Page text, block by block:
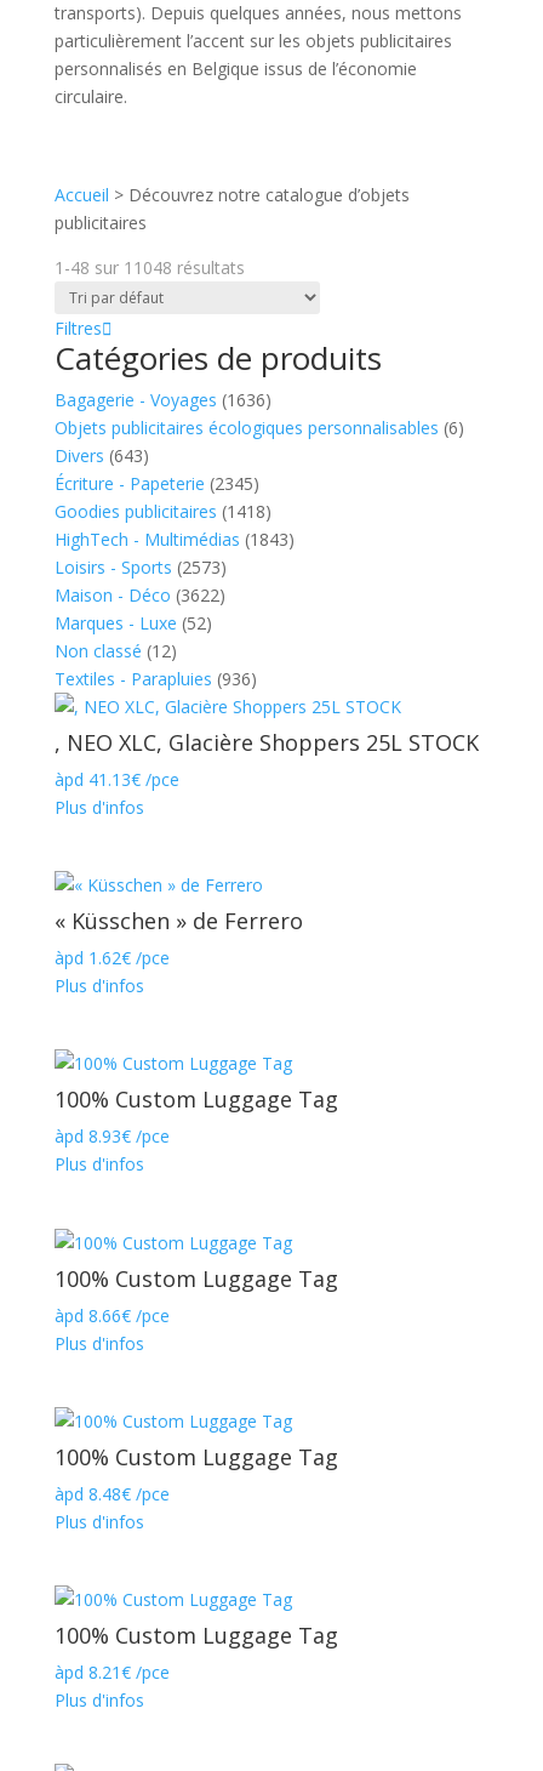
transports). Depuis quelques années, nous mettons
particulièrement l’accent sur les objets publicitaires
personnalisés en Belgique issus de l’économie
circulaire.
Accueil > Découvrez notre catalogue d’objets
publicitaires
1-48 sur 11048 résultats
Filtres
Catégories de produits
Bagagerie - Voyages (1636)
Objets publicitaires écologiques personnalisables (6)
Divers (643)
Écriture - Papeterie (2345)
Goodies publicitaires (1418)
HighTech - Multimédias (1843)
Loisirs - Sports (2573)
Maison - Déco (3622)
Marques - Luxe (52)
Non classé (12)
Textiles - Parapluies (936)
, NEO XLC, Glacière Shoppers 25L STOCK
àpd 41.13€/pce
Plus d'infos
« Küsschen » de Ferrero
àpd 1.62€/pce
Plus d'infos
100% Custom Luggage Tag
àpd 8.93€/pce
Plus d'infos
100% Custom Luggage Tag
àpd 8.66€/pce
Plus d'infos
100% Custom Luggage Tag
àpd 8.48€/pce
Plus d'infos
100% Custom Luggage Tag
àpd 8.21€/pce
Plus d'infos